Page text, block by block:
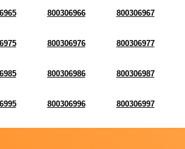
800306966 800306967
800306976 800306977
800306986 800306987
800306996 800306997